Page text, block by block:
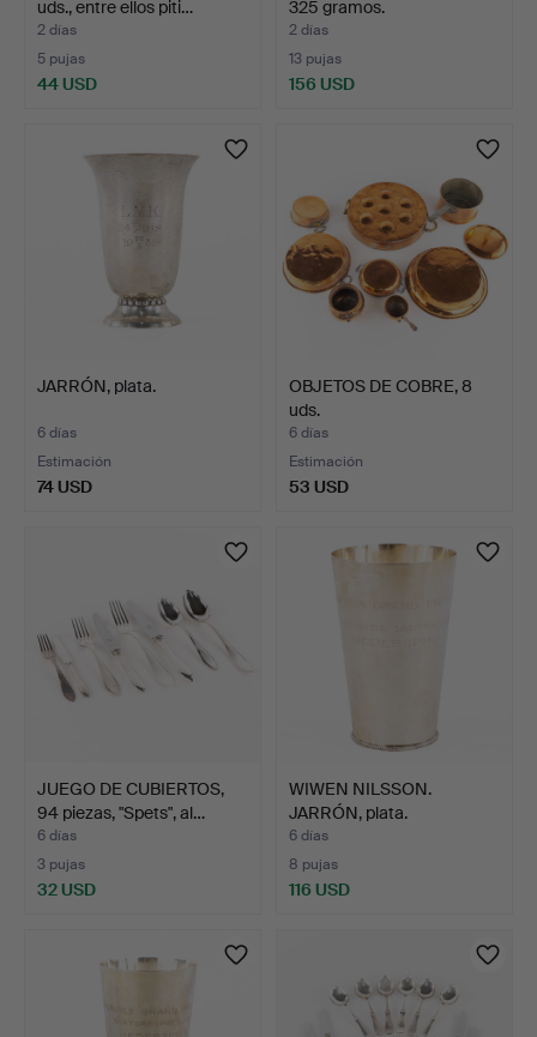
uds., entre ellos piti…
2 días
5 pujas
44 USD
325 gramos.
2 días
13 pujas
156 USD
JARRÓN, plata.
6 días
Estimación
74 USD
OBJETOS DE COBRE, 8
uds.
6 días
Estimación
53 USD
JUEGO DE CUBIERTOS,
94 piezas, "Spets", al…
6 días
3 pujas
32 USD
WIWEN NILSSON.
JARRÓN, plata.
6 días
8 pujas
116 USD